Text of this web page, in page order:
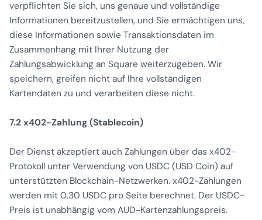
verpflichten Sie sich, uns genaue und vollständige
Informationen bereitzustellen, und Sie ermächtigen uns,
diese Informationen sowie Transaktionsdaten im
Zusammenhang mit Ihrer Nutzung der
Zahlungsabwicklung an Square weiterzugeben. Wir
speichern, greifen nicht auf Ihre vollständigen
Kartendaten zu und verarbeiten diese nicht.
7.2 x402-Zahlung (Stablecoin)
Der Dienst akzeptiert auch Zahlungen über das x402-
Protokoll unter Verwendung von USDC (USD Coin) auf
unterstützten Blockchain-Netzwerken. x402-Zahlungen
werden mit 0,30 USDC pro Seite berechnet. Der USDC-
Preis ist unabhängig vom AUD-Kartenzahlungspreis.